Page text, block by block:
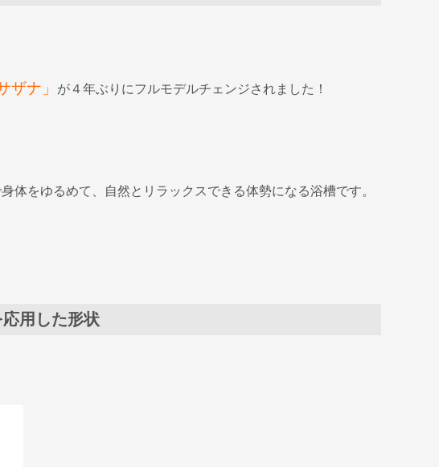
ザナ」 が４年ぶりにフルモデルチェンジされました！
体をゆるめて、自然とリラックスできる体勢になる浴槽です。
応用した形状